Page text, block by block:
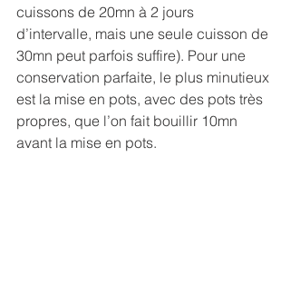
cuissons de 20mn à 2 jours
d’intervalle, mais une seule cuisson de
30mn peut parfois suffire). Pour une
conservation parfaite, le plus minutieux
est la mise en pots, avec des pots très
propres, que l’on fait bouillir 10mn
avant la mise en pots.